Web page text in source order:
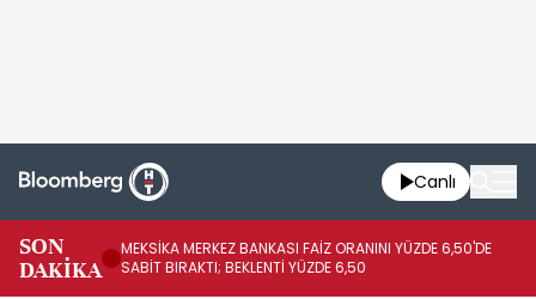
Canlı
SON
DAKİKA
MEKSİKA MERKEZ BANKASI FAİZ ORANINI YÜZDE 6,50'DE
SABİT BIRAKTI; BEKLENTİ YÜZDE 6,50